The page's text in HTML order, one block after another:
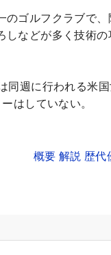
のゴルフクラブで、
しなどが多く技術の
同週に行われる米
はしていない。
概要 解説 歴代